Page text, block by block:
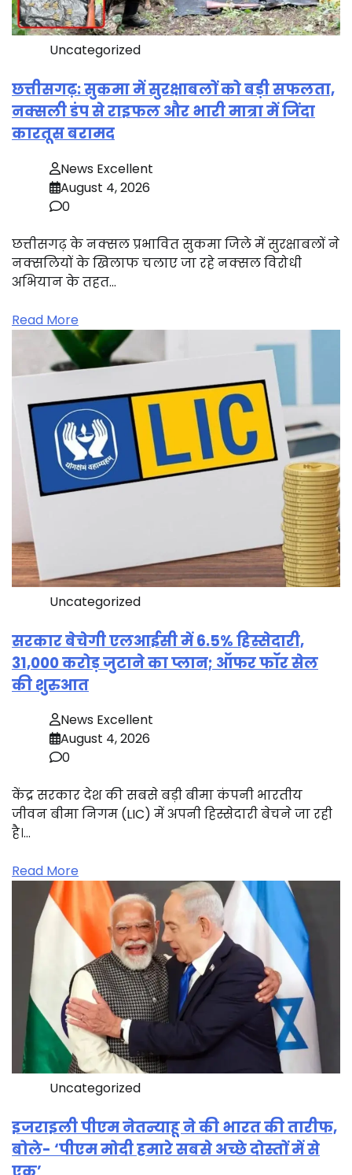
Uncategorized
छत्तीसगढ़: सुकमा में सुरक्षाबलों को बड़ी सफलता,
नक्सली डंप से राइफल और भारी मात्रा में जिंदा
कारतूस बरामद
News Excellent
August 4, 2026
0
छत्तीसगढ़ के नक्सल प्रभावित सुकमा जिले में सुरक्षाबलों ने
नक्सलियों के खिलाफ चलाए जा रहे नक्सल विरोधी
अभियान के तहत…
Read More
Uncategorized
सरकार बेचेगी एलआईसी में 6.5% हिस्सेदारी,
31,000 करोड़ जुटाने का प्लान; ऑफर फॉर सेल
की शुरुआत
News Excellent
August 4, 2026
0
केंद्र सरकार देश की सबसे बड़ी बीमा कंपनी भारतीय
जीवन बीमा निगम (LIC) में अपनी हिस्सेदारी बेचने जा रही
है।…
Read More
Uncategorized
इजराइली पीएम नेतन्याहू ने की भारत की तारीफ,
बोले- ‘पीएम मोदी हमारे सबसे अच्छे दोस्तों में से